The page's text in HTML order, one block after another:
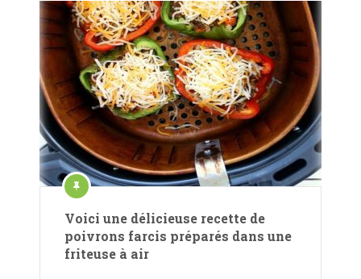
Voici une délicieuse recette de
poivrons farcis préparés dans une
friteuse à air